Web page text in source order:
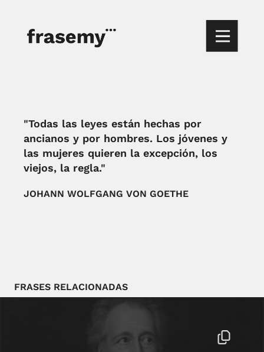
"Todas las leyes están hechas por
ancianos y por hombres. Los jóvenes y
las mujeres quieren la excepción, los
viejos, la regla."
JOHANN WOLFGANG VON GOETHE
FRASES RELACIONADAS